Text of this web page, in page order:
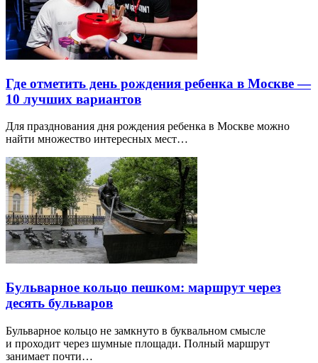
Где отметить день рождения ребенка в Москве —
10 лучших вариантов
Для празднования дня рождения ребенка в Москве можно
найти множество интересных мест…
Бульварное кольцо пешком: маршрут через
десять бульваров
Бульварное кольцо не замкнуто в буквальном смысле
и проходит через шумные площади. Полный маршрут
занимает почти…